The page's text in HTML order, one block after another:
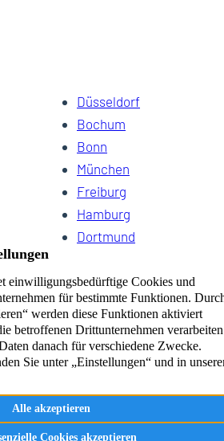
Düsseldorf
Bochum
Bonn
München
Freiburg
Hamburg
Dortmund
Kiel
Bremen
Ihre Agenturen für Wohnen auf Zeit